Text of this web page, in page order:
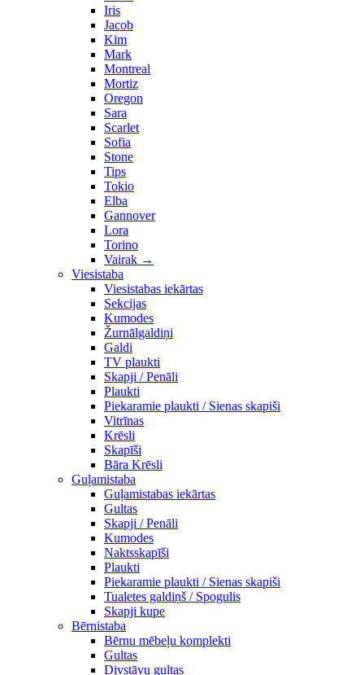
Iris
Jacob
Kim
Mark
Montreal
Mortiz
Oregon
Sara
Scarlet
Sofia
Stone
Tips
Tokio
Elba
Gannover
Lora
Torino
Vairak →
Viesistaba
Viesistabas iekārtas
Sekcijas
Kumodes
Žurnālgaldiņi
Galdi
TV plaukti
Skapji / Penāli
Plaukti
Piekaramie plaukti / Sienas skapiši
Vitrīnas
Krēsli
Skapīši
Bāra Krēsli
Guļamistaba
Guļamistabas iekārtas
Gultas
Skapji / Penāli
Kumodes
Naktsskapīši
Plaukti
Piekaramie plaukti / Sienas skapiši
Tualetes galdiņš / Spogulis
Skapji kupe
Bērnistaba
Bērnu mēbeļu komplekti
Gultas
Divstāvu gultas